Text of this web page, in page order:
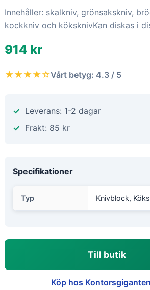
Innehåller: skalkniv, grönsakskniv,
kockkniv och köksknivKan diskas i
914 kr
★★★★☆Vårt betyg: 4.3 / 5
Leverans: 1-2 dagar
Frakt: 85 kr
Specifikationer
Typ Knivblock,
Till butik
Köp hos